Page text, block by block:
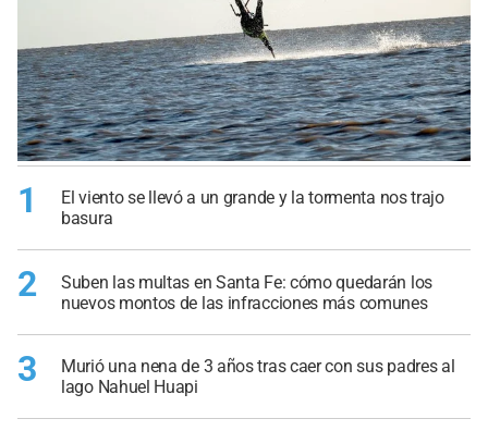
1
El viento se llevó a un grande y la tormenta nos trajo
basura
2
Suben las multas en Santa Fe: cómo quedarán los
nuevos montos de las infracciones más comunes
3
Murió una nena de 3 años tras caer con sus padres al
lago Nahuel Huapi